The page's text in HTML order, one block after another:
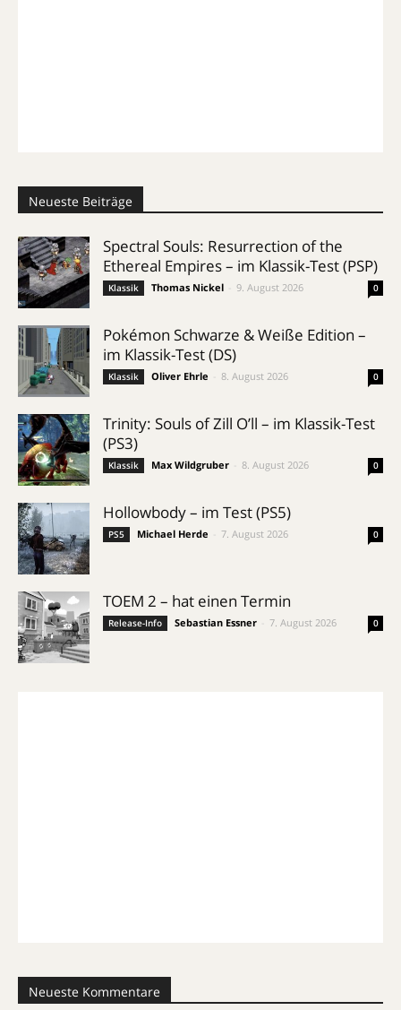
Neueste Beiträge
Spectral Souls: Resurrection of the
Ethereal Empires – im Klassik-Test (PSP)
Klassik Thomas Nickel 9. August 2026 0
Pokémon Schwarze & Weiße Edition –
im Klassik-Test (DS)
Klassik Oliver Ehrle 8. August 2026 0
Trinity: Souls of Zill O’ll – im Klassik-Test
(PS3)
Klassik Max Wildgruber 8. August 2026 0
Hollowbody – im Test (PS5)
PS5 Michael Herde 7. August 2026 0
TOEM 2 – hat einen Termin
Release-Info Sebastian Essner 7. August 2026 0
Neueste Kommentare